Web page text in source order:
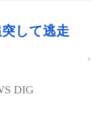
して逃走
DIG